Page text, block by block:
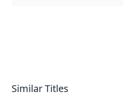
Similar Titles